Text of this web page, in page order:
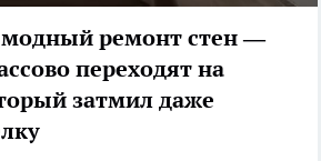
модный ремонт стен —
переходят на
затмил даже